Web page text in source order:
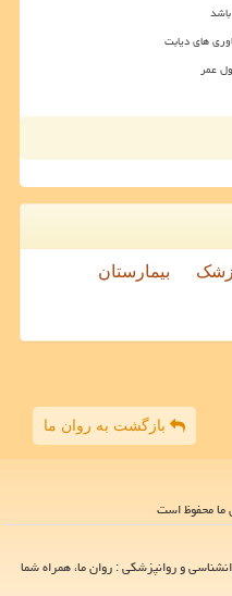
های دیابت
بیمارستان
بازگشت به روان ما
و روانپزشکی : روان ما، همراه شما